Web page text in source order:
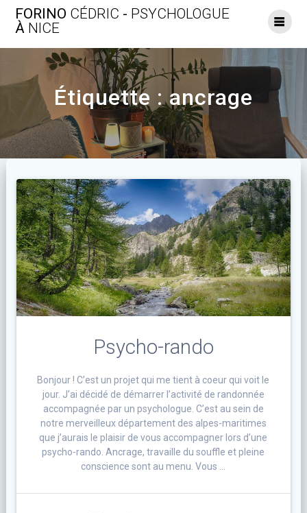
Skip
to
FORINO CÉDRIC - PSYCHOLOGUE
À NICE
Étiquette :ancrage
Psycho-rando
Bonjour ! C’est un projet qui me tient à coeur qui voit le
jour. J’ai décidé de démarrer l’activité de randonnée
accompagnée par un psychologue. C’est au sein de
notre merveilleux département des alpes-maritimes
que j’aurais le plaisir de vous accompagner lors d’une
psycho-rando. Ancrage, travaille du souffle et pleine
conscience sont au menu. Vous …